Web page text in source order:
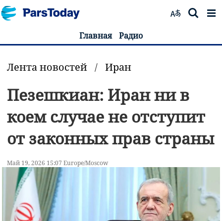
Главная Радио
Лента новостей / Иран
Пезешкиан: Иран ни в
коем случае не отступит
от законных прав страны
Май 19, 2026 15:07 Europe/Moscow